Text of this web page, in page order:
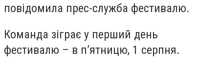
повідомила прес-служба фестивалю.
Команда зіграє у перший день
фестивалю – в п’ятницю, 1 серпня.